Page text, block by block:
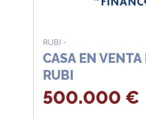
RUBI -
CASA EN VENTA
RUBI
500.000 €